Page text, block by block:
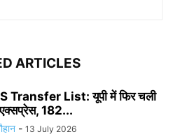
ARTICLES
Transfer List: यूपी में फिर चली
एक्सप्रेस, 182...
- 13 July 2026